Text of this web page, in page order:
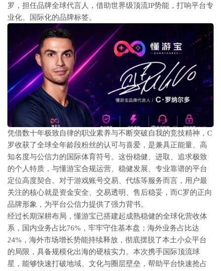
罗，担任品牌全球代言人，借助世界级顶流IP势能，打响平台专
业化、国际化的品牌标签。
凭借数十年极致自律的职业素养与不断突破自我的竞技精神，C
罗收获了全球全年龄段粉丝的认可与喜爱，是兼具正能量、高
知名度与公信力的国际体育符号。这份稳健、进取、追求极致
的个人特质，与懂游宝合规运营、稳健发展、专业靠谱的平台
定位高度契合。对于游戏账号交易、代练等服务而言，用户最
关注的核心就是资金安全、交易透明、售后稳妥，而C罗的正向
品牌形象，为平台公信力提供了强力背书。
经过长期深耕布局，懂游宝已搭建起成熟稳健的全球化营收体
系，国内业务占比76%，牢牢守住基本盘；海外业务占比达
24%，海外市场增长势能持续释放，彻底摆脱了本土小众平台
的局限，具备规模化出海的硬核实力。本次携手国际顶流球
星，能够快速打破地域、文化与圈层壁垒，帮助平台快速抢占